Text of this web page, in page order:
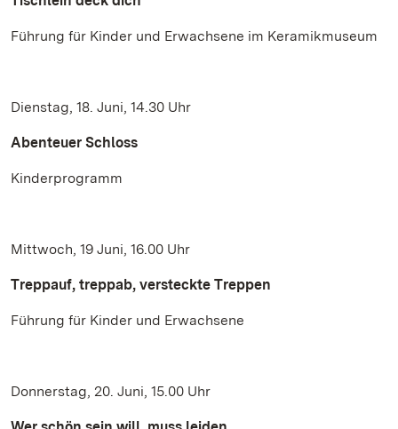
Führung für Kinder und Erwachsene im Keramikmuseum
Dienstag, 18. Juni, 14.30 Uhr
Abenteuer Schloss
Kinderprogramm
Mittwoch, 19 Juni, 16.00 Uhr
Treppauf, treppab, versteckte Treppen
Führung für Kinder und Erwachsene
Donnerstag, 20. Juni, 15.00 Uhr